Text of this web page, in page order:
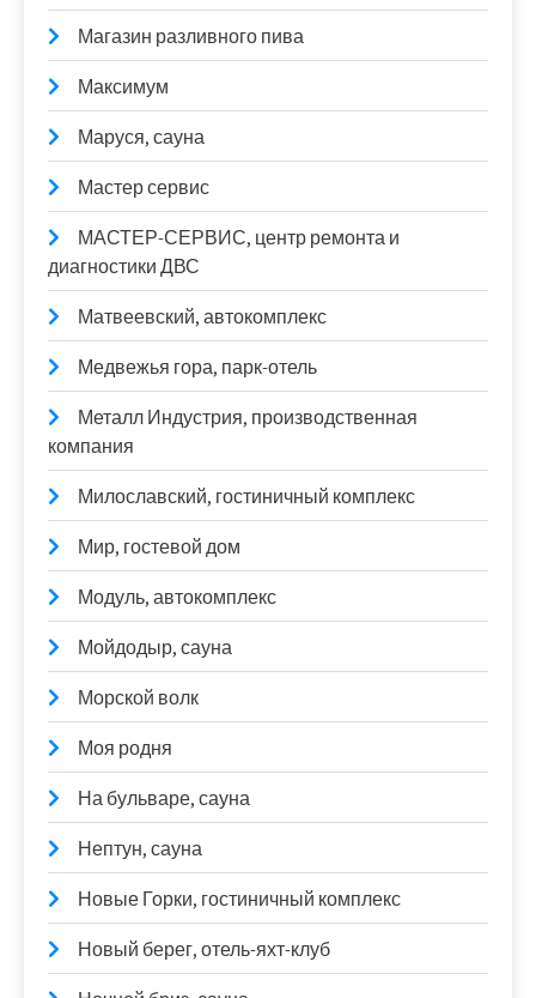
Магазин разливного пива
Максимум
Маруся, сауна
Мастер сервис
МАСТЕР-СЕРВИС, центр ремонта и
диагностики ДВС
Матвеевский, автокомплекс
Медвежья гора, парк-отель
Металл Индустрия, производственная
компания
Милославский, гостиничный комплекс
Мир, гостевой дом
Модуль, автокомплекс
Мойдодыр, сауна
Морской волк
Моя родня
На бульваре, сауна
Нептун, сауна
Новые Горки, гостиничный комплекс
Новый берег, отель-яхт-клуб